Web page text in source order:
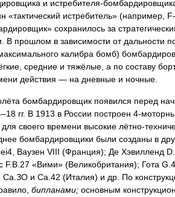
и истребителя-
«тактический истребитель» (например,
сохранилось за
прошлом в зависимости от дальности
калибра бомб)
средние и тяжёлые, а по составу
действия — на дневные и ночные.
бомбардировщик появился перед
гг. В 1913 в России построен 4-
своего времени высокие лётно-
бомбардировщики были созданы в
Ваузен VIII (Франция); Де Хэвилленд
F.B.27 «Вими» (Великобритания); Гота
и Са.42 (Италия) и др. По
бипланами; основным